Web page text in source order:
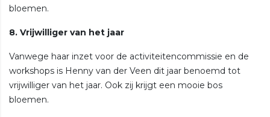
bloemen.
8. Vrijwilliger van het jaar
Vanwege haar inzet voor de activiteitencommissie en de
workshops is Henny van der Veen dit jaar benoemd tot
vrijwilliger van het jaar. Ook zij krijgt een mooie bos
bloemen.